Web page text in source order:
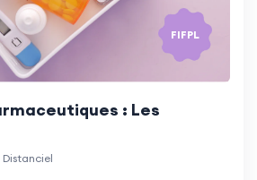
FIFPL
: Les
Distanciel